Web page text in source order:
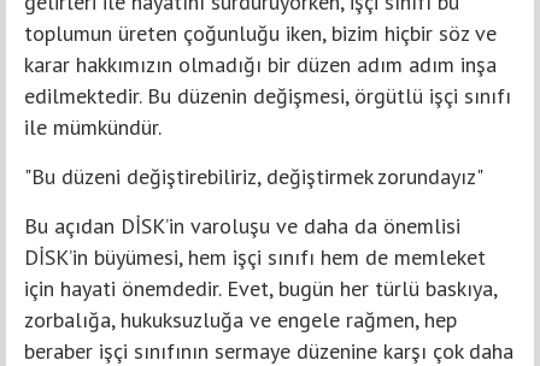
toplumun üreten çoğunluğu iken, bizim hiçbir söz ve
karar hakkımızın olmadığı bir düzen adım adım inşa
edilmektedir. Bu düzenin değişmesi, örgütlü işçi sınıfı
ile mümkündür.
"Bu düzeni değiştirebiliriz, değiştirmek zorundayız"
Bu açıdan DİSK’in varoluşu ve daha da önemlisi
DİSK’in büyümesi, hem işçi sınıfı hem de memleket
için hayati önemdedir. Evet, bugün her türlü baskıya,
zorbalığa, hukuksuzluğa ve engele rağmen, hep
beraber işçi sınıfının sermaye düzenine karşı çok daha